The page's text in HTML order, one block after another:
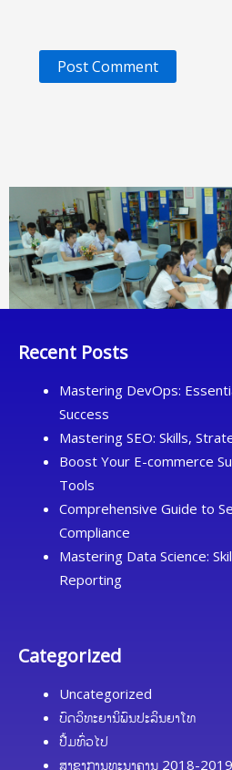
Recent Posts
Mastering DevOps:
Success
Mastering SEO: Skills,
Boost Your E-commerce
Tools
Comprehensive Guide to
Compliance
Mastering Data Science:
Reporting
Categorized
Uncategorized
ບົດວິທະຍານິພົນປະລິນຍາໂທ
ປື້ມທົ່ວໄປ
ສາຂາການທະນາຄານ 2018-2019